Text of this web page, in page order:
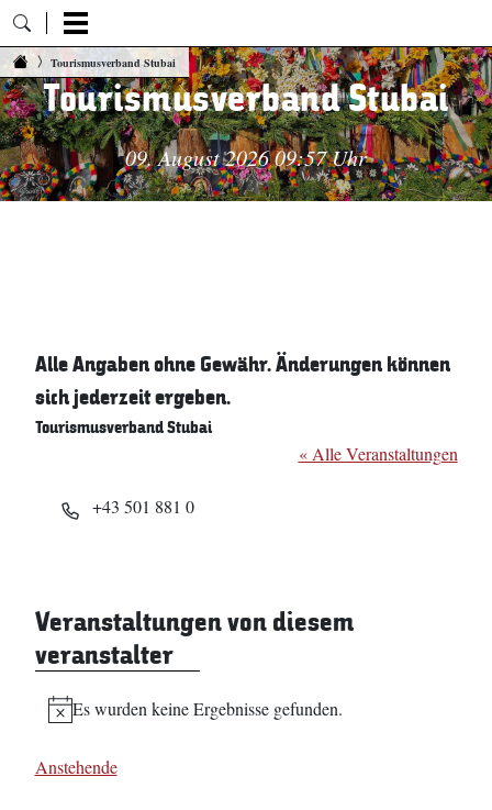
Zum Inhalt springen
Tourismusverband Stubai
Tourismusverband Stubai
09. August 2026 09:57 Uhr
Alle Angaben ohne Gewähr. Änderungen können
sich jederzeit ergeben.
Tourismusverband Stubai
« Alle Veranstaltungen
Telefon
+43 501 881 0
Veranstaltungen von diesem
veranstalter
Hinweis
Es wurden keine Ergebnisse gefunden.
Anstehende